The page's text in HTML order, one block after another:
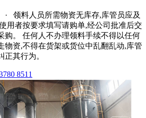
· 领料人员所需物资无库存,库管员应及
用者按要求填写请购单,经公司批准后交
购。 任何人不办理领料手续不得以任何
物资,不得在货架或货位中乱翻乱动,库管
正其行为。
8511